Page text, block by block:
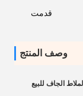
قدمت
وصف المنتج